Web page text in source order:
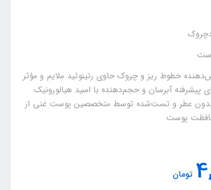
خطوط ریز و چروک حاوی رتینوئید ملایم و مؤثر
پیشرفته آبرسان و حجم‌دهنده با اسید هیالورونیک
عطر و تست‌شده توسط متخصصین پوست غنی از
پوست
تومان